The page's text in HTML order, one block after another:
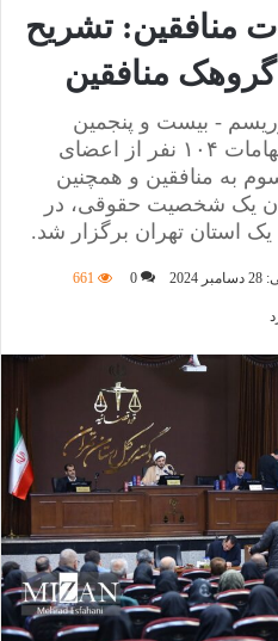
منافقین: تشریح
منافقین
- بیست و پنجمین
جلسه دادگاه رسیدگی به اتهامات ۱۰۴ نفر از اعضای
به منافقین و همچنین
یک شخصیت حقوقی، در
یک استان تهران برگزار شد.
0
661